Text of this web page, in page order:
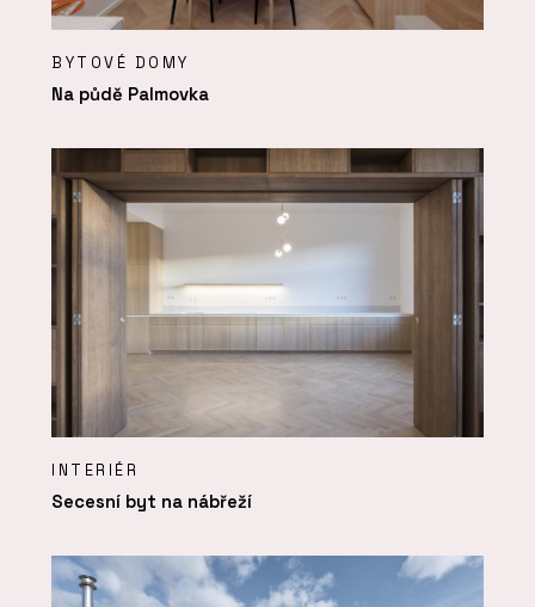
BYTOVÉ DOMY
Na půdě Palmovka
INTERIÉR
Secesní byt na nábřeží